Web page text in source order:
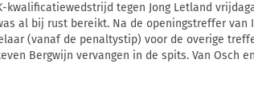
kwalificatiewedstrijd tegen Jong Letland
al bij rust bereikt. Na de openingstreffer van
(vanaf de penaltystip) voor de overige
Bergwijn vervangen in de spits. Van Osch